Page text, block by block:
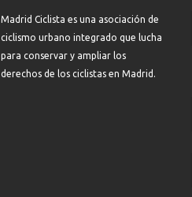
Madrid Ciclista es una asociación de
ciclismo urbano integrado que lucha
para conservar y ampliar los
derechos de los ciclistas en Madrid.